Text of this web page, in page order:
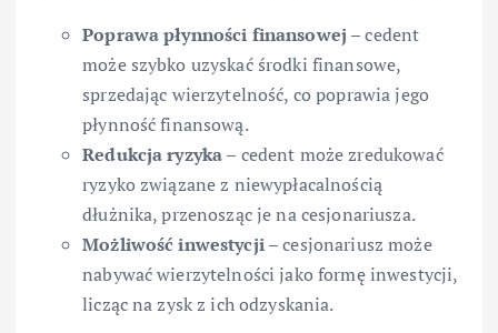
Poprawa płynności finansowej – cedent
może szybko uzyskać środki finansowe,
sprzedając wierzytelność, co poprawia jego
płynność finansową.
Redukcja ryzyka– cedent może zredukować
ryzyko związane z niewypłacalnością
dłużnika, przenosząc je na cesjonariusza.
Możliwość inwestycji– cesjonariusz może
nabywać wierzytelności jako formę inwestycji,
licząc na zysk z ich odzyskania.